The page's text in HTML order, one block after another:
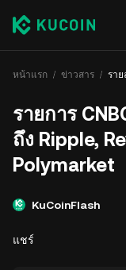
หน้าแรก ข่าวสาร ราย
รายการ
ถึง Ripple,
Polymarket
KuCoinFlash
แชร์